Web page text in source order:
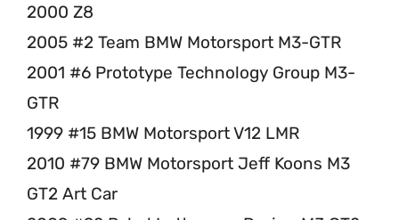
2000 Z8
2005 #2 Team BMW Motorsport M3-GTR
2001 #6 Prototype Technology Group M3-
GTR
1999 #15 BMW Motorsport V12 LMR
2010 #79 BMW Motorsport Jeff Koons M3
GT2 Art Car